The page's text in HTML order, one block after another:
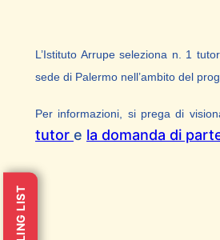
L’Istituto Arrupe seleziona n. 1
sede di Palermo nell’ambito del
Per informazioni, si prega di
tutor e la domanda di